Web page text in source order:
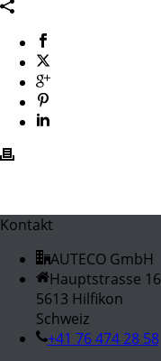
Kontakt
AUTECO GmbH
Hauptstrasse 16
5613 Hilfikon
Schweiz
+41 76 474 28 58